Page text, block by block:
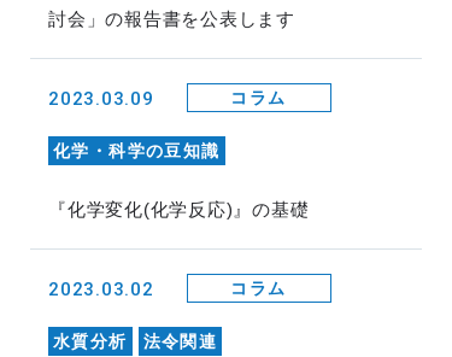
討会」の報告書を公表します
2023.03.09 コラム
化学・科学の豆知識
『化学変化(化学反応)』の基礎
2023.03.02 コラム
水質分析
法令関連